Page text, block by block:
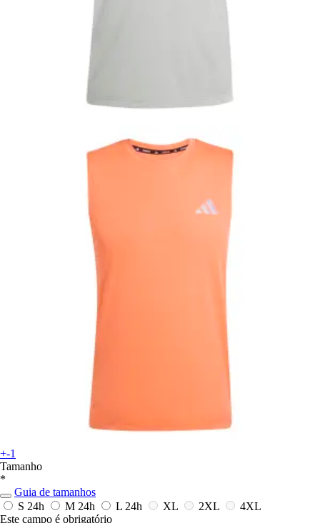
+-1
Tamanho
*
Guia de tamanhos
S 24h M 24h L 24h XL 2XL
4XL
Este campo é obrigatório